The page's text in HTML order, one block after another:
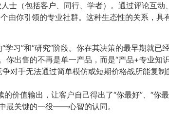
士（包括客户、同行、学者）。通过评论互
由你引领的专业社群。这种生态性的关系，具
习”和“研究”阶段。你在其决策的最早期就已
你出售的不再是单一产品，而是“产品+专业知
对手无法通过简单模仿或短期价格战所能复
价值输出，让客户自己得出了“你最好”、“你
最关键的一役——心智的认同。